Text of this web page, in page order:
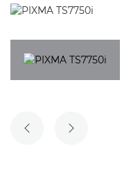
EDELLINEN DIASEURAAVA